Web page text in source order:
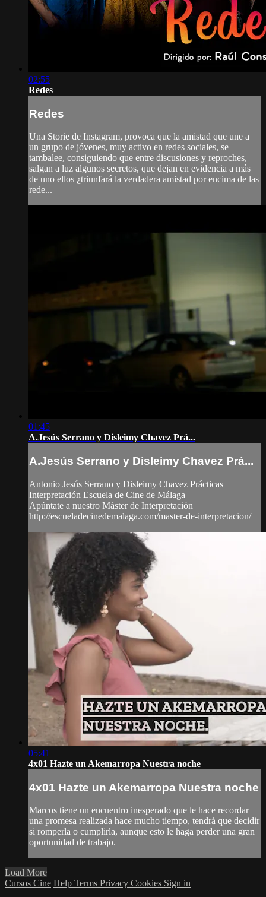
02:55
Redes
Redes
Una Storie de Instagram, provoca que la amistad que une a
un grupo de jóvenes, muy activo en redes sociales, se
tambalee, consiguiendo que entre discusiones y reproches,
salgan a luz algunos secretos, que dejan en evidencia a más
de uno ellos ¿triunfará la verdadera amistad por encima de las
rede...
01:45
A.Jesús Serrano y Disleimy Chavez Prá...
A.Jesús Serrano y Disleimy Chavez Prá...
Antonio Jesús Serrano y Disleimy Chavez Prácticas
Interpretación Escuela de Cine de Málaga
Apúntate a nuestro Máster de Interpretación
http://escueladecinedemalaga.com/master-de-interpretacion/
05:41
4x01 Hazte un Akemarropa Nuestra noche
4x01 Hazte un Akemarropa Nuestra noche
Marcos tiene un encuentro inesperado que le hace recordar
una promesa realizada hace mucho tiempo, tendrá que decidir
si romperla o cumplirla, aunque esto le haga perder una gran
oportunidad de trabajo.
Load More
Cursos Cine Help Terms Privacy Cookies Sign in